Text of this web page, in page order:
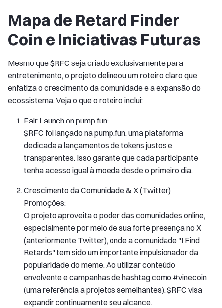
Mapa de Retard Finder
Coin e Iniciativas Futuras
Mesmo que $RFC seja criado exclusivamente para
entretenimento, o projeto delineou um roteiro claro que
enfatiza o crescimento da comunidade e a expansão do
ecossistema. Veja o que o roteiro inclui:
Fair Launch on pump.fun:
$RFC foi lançado na pump.fun, uma plataforma
dedicada a lançamentos de tokens justos e
transparentes. Isso garante que cada participante
tenha acesso igual à moeda desde o primeiro dia.
Crescimento da Comunidade & X (Twitter)
Promoções:
O projeto aproveita o poder das comunidades online,
especialmente por meio de sua forte presença no X
(anteriormente Twitter), onde a comunidade "I Find
Retards" tem sido um importante impulsionador da
popularidade do meme. Ao utilizar conteúdo
envolvente e campanhas de hashtag como #vinecoin
(uma referência a projetos semelhantes), $RFC visa
expandir continuamente seu alcance.